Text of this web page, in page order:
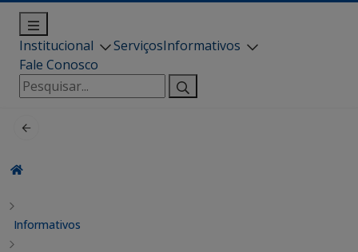
Institucional ServiçosInformativos
Fale Conosco
Pesquisar
por:
Informativos